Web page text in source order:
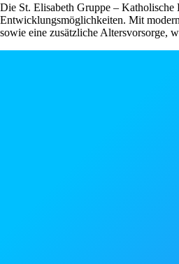
Die St. Elisabeth Gruppe –
Entwicklungsmöglichkeiten. Mit
sowie eine zusätzliche Altersvorsorge,